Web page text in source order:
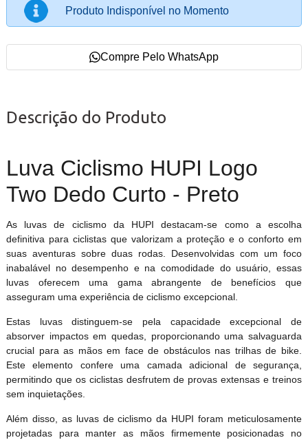
Produto Indisponível no Momento
Compre Pelo WhatsApp
Descrição do Produto
Luva Ciclismo HUPI Logo
Two Dedo Curto - Preto
As luvas de ciclismo da HUPI destacam-se como a escolha
definitiva para ciclistas que valorizam a proteção e o conforto em
suas aventuras sobre duas rodas. Desenvolvidas com um foco
inabalável no desempenho e na comodidade do usuário, essas
luvas oferecem uma gama abrangente de benefícios que
asseguram uma experiência de ciclismo excepcional.
Estas luvas distinguem-se pela capacidade excepcional de
absorver impactos em quedas, proporcionando uma salvaguarda
crucial para as mãos em face de obstáculos nas trilhas de bike.
Este elemento confere uma camada adicional de segurança,
permitindo que os ciclistas desfrutem de provas extensas e treinos
sem inquietações.
Além disso, as luvas de ciclismo da HUPI foram meticulosamente
projetadas para manter as mãos firmemente posicionadas no